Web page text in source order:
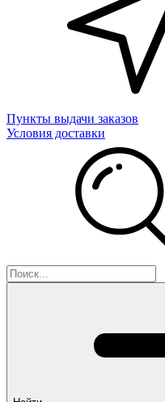
Пункты выдачи заказов
Условия доставки